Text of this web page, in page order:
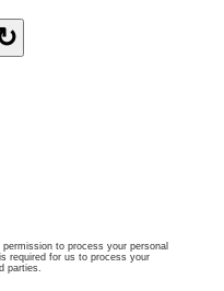
to process your personal
required for us to process your
parties.